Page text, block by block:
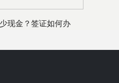
现金？签证如何办